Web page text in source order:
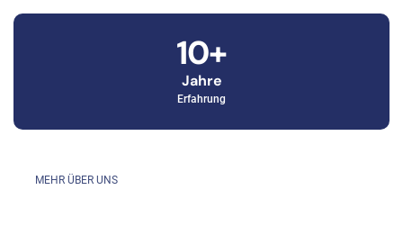
10+
Jahre
Erfahrung
MEHR ÜBER UNS